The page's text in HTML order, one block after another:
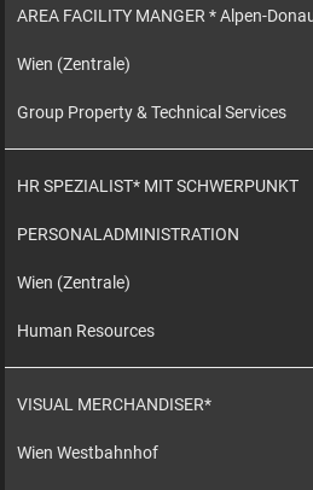
AREA FACILITY MANGER * Alpen-
Wien (Zentrale)
Group Property & Technical Services
HR SPEZIALIST* MIT SCHWERPUNKT
PERSONALADMINISTRATION
Wien (Zentrale)
Human Resources
VISUAL MERCHANDISER*
Wien Westbahnhof